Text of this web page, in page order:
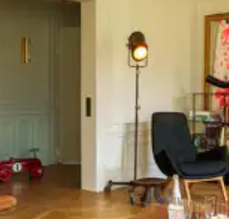
Douche à l'italienne